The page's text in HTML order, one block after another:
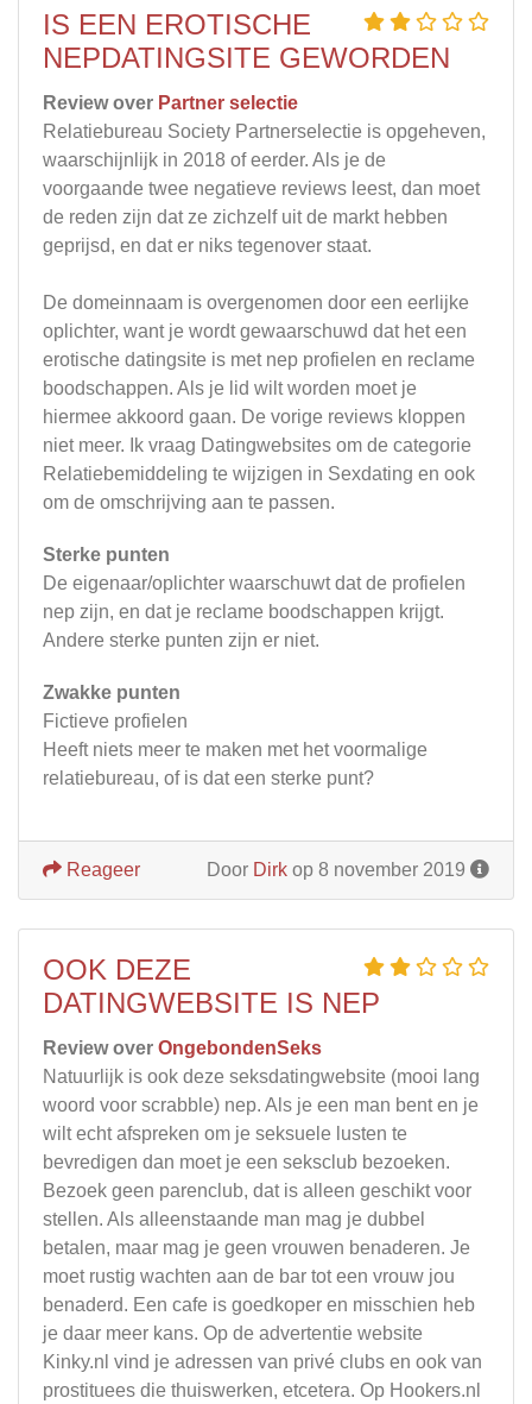
IS EEN EROTISCHE
NEPDATINGSITE GEWORDEN
Review over Partner selectie
Relatiebureau Society Partnerselectie is opgeheven,
waarschijnlijk in 2018 of eerder. Als je de
voorgaande twee negatieve reviews leest, dan moet
de reden zijn dat ze zichzelf uit de markt hebben
geprijsd, en dat er niks tegenover staat.
De domeinnaam is overgenomen door een eerlijke
oplichter, want je wordt gewaarschuwd dat het een
erotische datingsite is met nep profielen en reclame
boodschappen. Als je lid wilt worden moet je
hiermee akkoord gaan. De vorige reviews kloppen
niet meer. Ik vraag Datingwebsites om de categorie
Relatiebemiddeling te wijzigen in Sexdating en ook
om de omschrijving aan te passen.
Sterke punten
De eigenaar/oplichter waarschuwt dat de profielen
nep zijn, en dat je reclame boodschappen krijgt.
Andere sterke punten zijn er niet.
Zwakke punten
Fictieve profielen
Heeft niets meer te maken met het voormalige
relatiebureau, of is dat een sterke punt?
Door Dirk op 8 november 2019
Reageer
OOK DEZE
DATINGWEBSITE IS NEP
Review over OngebondenSeks
Natuurlijk is ook deze seksdatingwebsite (mooi lang
woord voor scrabble) nep. Als je een man bent en je
wilt echt afspreken om je seksuele lusten te
bevredigen dan moet je een seksclub bezoeken.
Bezoek geen parenclub, dat is alleen geschikt voor
stellen. Als alleenstaande man mag je dubbel
betalen, maar mag je geen vrouwen benaderen. Je
moet rustig wachten aan de bar tot een vrouw jou
benaderd. Een cafe is goedkoper en misschien heb
je daar meer kans. Op de advertentie website
Kinky.nl vind je adressen van privé clubs en ook van
prostituees die thuiswerken, etcetera. Op Hookers.nl